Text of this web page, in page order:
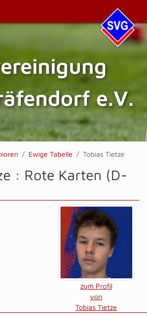
e.V.
Ewige Tabelle Tobias Tietze
: Rote Karten (D-
zum Profil
von
Tobias Tietze